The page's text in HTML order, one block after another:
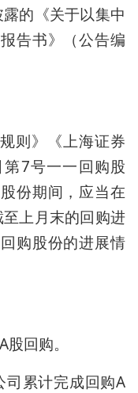
的《关于以集中
告书》（公告编
则》《上海证券
7号一一回购股
份期间，应当在
上月末的回购进
购股份的进展情
回购。
累计完成回购A